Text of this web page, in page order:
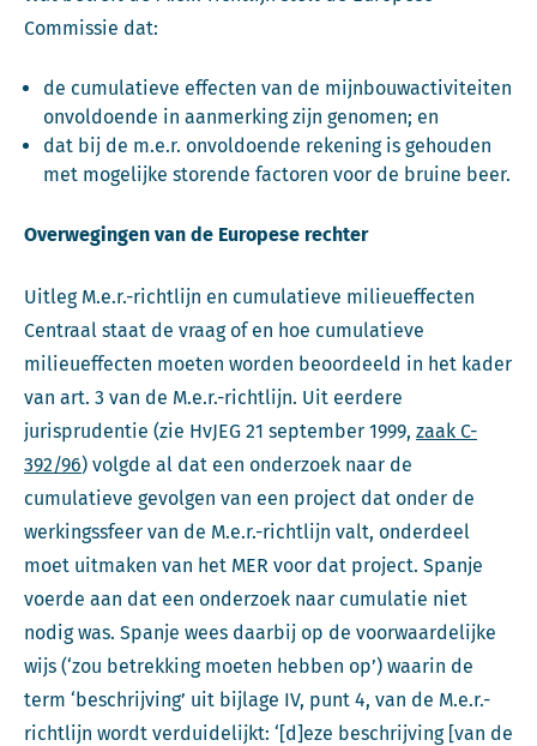
Commissie dat:
de cumulatieve effecten van de mijnbouwactiviteiten
onvoldoende in aanmerking zijn genomen; en
dat bij de m.e.r. onvoldoende rekening is gehouden
met mogelijke storende factoren voor de bruine beer.
Overwegingen van de Europese rechter
Uitleg M.e.r.-richtlijn en cumulatieve milieueffecten
Centraal staat de vraag of en hoe cumulatieve
milieueffecten moeten worden beoordeeld in het kader
van art. 3 van de M.e.r.-richtlijn. Uit eerdere
jurisprudentie (zie HvJEG 21 september 1999, zaak C-
392/96) volgde al dat een onderzoek naar de
cumulatieve gevolgen van een project dat onder de
werkingssfeer van de M.e.r.-richtlijn valt, onderdeel
moet uitmaken van het MER voor dat project. Spanje
voerde aan dat een onderzoek naar cumulatie niet
nodig was. Spanje wees daarbij op de voorwaardelijke
wijs (‘zou betrekking moeten hebben op’) waarin de
term ‘beschrijving’ uit bijlage IV, punt 4, van de M.e.r.-
richtlijn wordt verduidelijkt: ‘[d]eze beschrijving [van de